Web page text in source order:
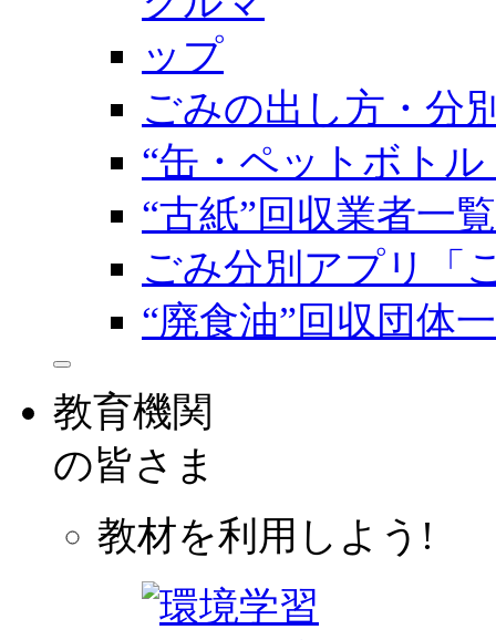
ごみの出し方・分
“缶・ペットボト
“古紙”回収業者一覧
ごみ分別アプリ「
“廃食油”回収団体
教育機関
の皆さま
教材を利用しよう!